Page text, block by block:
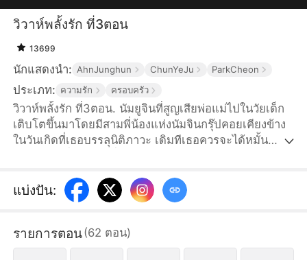
วิวาห์พลั้งรัก ที่3ตอน
13699
นักแสดงนำ: AhnJunghun ChunYeJu ParkCheon
ประเภท: ความรัก ครอบครัว
วิวาห์พลั้งรัก ที่3ตอน. นัมยูจินที่สูญเสียพ่อแม่ไปในวัยเด็ก
เติบโตขึ้นมาโดยมีสามพี่น้องแห่งนัมจินกรุ๊ปคอยเคียงข้าง
ในวันเกิดที่เธอบรรลุนิติภาวะ เดิมทีเธอควรจะได้หมั้น
ทำให้ยูจินค่อยๆ ถูกพี่ชายทั้งสามตีตัวออกห่างด้วยหัวใจที่
แหลกสลาย เธอจึงตัดสินใจแต่งงานแบบปุบปับกับฮาจีฮุน
ชายทั้งสามคิดว่ายูจินใช้คำโกหกเพื่อเรียกร้องความสนใจ
จนกระทั่งเธอจากไปตลอดกาล
แบ่งปัน:
รายการตอน(62 ตอน)